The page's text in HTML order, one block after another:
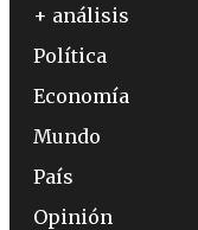
+ análisis
Política
Economía
Mundo
País
Opinión